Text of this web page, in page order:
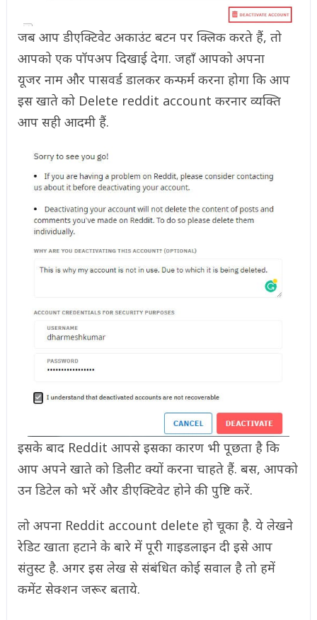
जब आप डीएक्टिवेट अकाउंट बटन पर क्लिक करते हैं, तो
आपको एक पॉपअप दिखाई देगा. जहाँ आपको अपना
यूजर नाम और पासवर्ड डालकर कन्फर्म करना होगा कि आप
इस खाते को Delete reddit account करनार व्यक्ति
आप सही आदमी हैं.
इसके बाद Reddit आपसे इसका कारण भी पूछता है कि
आप अपने खाते को डिलीट क्यों करना चाहते हैं. बस, आपको
उन डिटेल को भरें और डीएक्टिवेट होने की पुष्टि करें.
लो अपना Reddit account delete हो चूका है. ये लेखने
रेडिट खाता हटाने के बारे में पूरी गाइडलाइन दी इसे आप
संतुस्ट है. अगर इस लेख से संबंधित कोई सवाल है तो हमें
कमेंट सेक्शन जरूर बताये.